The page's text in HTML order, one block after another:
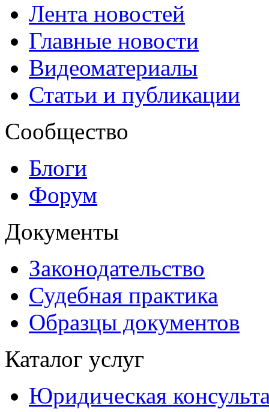
Лента новостей
Главные новости
Видеоматериалы
Статьи и публикации
Сообщество
Блоги
Форум
Документы
Законодательство
Судебная практика
Образцы документов
Каталог услуг
Юридическая